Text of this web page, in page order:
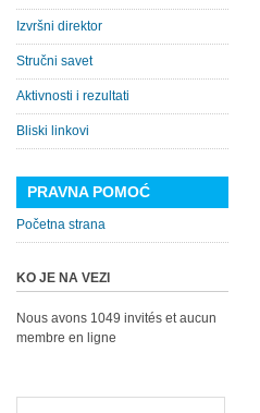
Izvršni direktor
Stručni savet
Aktivnosti i rezultati
Bliski linkovi
PRAVNA POMOĆ
Početna strana
KO JE NA VEZI
Nous avons 1049 invités et aucun
membre en ligne